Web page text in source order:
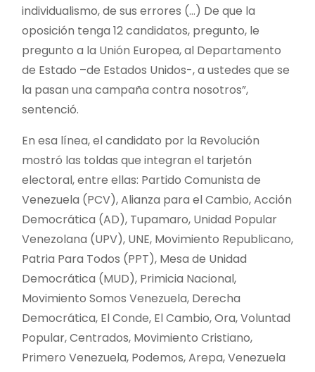
individualismo, de sus errores (…) De que la
oposición tenga 12 candidatos, pregunto, le
pregunto a la Unión Europea, al Departamento
de Estado –de Estados Unidos-, a ustedes que se
la pasan una campaña contra nosotros”,
sentenció.
En esa línea, el candidato por la Revolución
mostró las toldas que integran el tarjetón
electoral, entre ellas: Partido Comunista de
Venezuela (PCV), Alianza para el Cambio, Acción
Democrática (AD), Tupamaro, Unidad Popular
Venezolana (UPV), UNE, Movimiento Republicano,
Patria Para Todos (PPT), Mesa de Unidad
Democrática (MUD), Primicia Nacional,
Movimiento Somos Venezuela, Derecha
Democrática, El Conde, El Cambio, Ora, Voluntad
Popular, Centrados, Movimiento Cristiano,
Primero Venezuela, Podemos, Arepa, Venezuela